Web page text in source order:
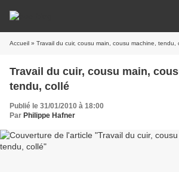
Accueil » Travail du cuir, cousu main, cousu machine, tendu,
Travail du cuir, cousu main,
tendu, collé
Publié le 31/01/2010 à 18:00
Par Philippe Hafner